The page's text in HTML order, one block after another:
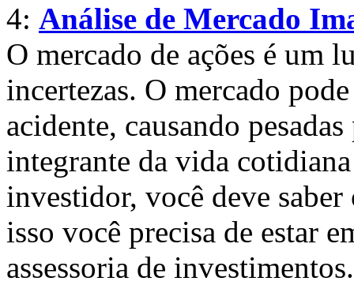
4: Análise de Mercado
O mercado de ações é um
incertezas. O mercado
acidente, causando
integrante da vida
investidor, você deve saber
isso você precisa de estar
assessoria de investimentos.